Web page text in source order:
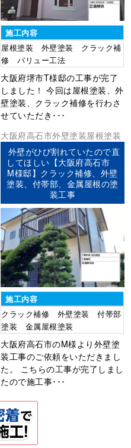
施工内容
屋根塗装 外壁塗装 クラック補
修 バリュー工法
大阪府堺市T様邸の工事が完了
しました！ 今回は屋根塗装、外
壁塗装、クラック補修を行わさ
せていただき･･･
大阪府高石市外壁塗装屋根塗装
外壁がひび割れていたので直
してほしい【大阪府高石市
M様邸】クラック補修、外壁
塗装、付帯部、金属屋根の塗
装工事
施工内容
クラック補修 外壁塗装 付帯部
塗装 金属屋根塗装
大阪府高石市のM様より外壁塗
装工事のご依頼をいただきまし
た。 こちらの工事が完了しまし
たので施工事･･･